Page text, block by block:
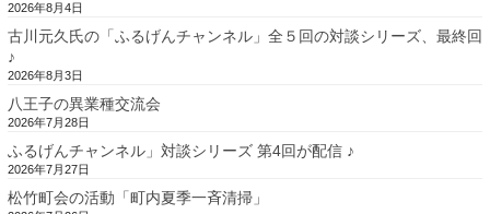
2026年8月4日
古川元久氏の「ふるげんチャンネル」全５回の対談シリーズ、最終回
♪
2026年8月3日
八王子の異業種交流会
2026年7月28日
ふるげんチャンネル」対談シリーズ 第4回が配信 ♪
2026年7月27日
松竹町会の活動「町内夏季一斉清掃」